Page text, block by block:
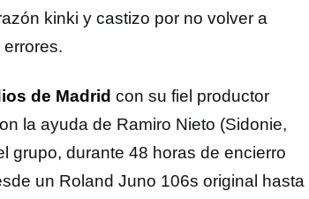
kinki y castizo por no volver a
de Madrid con su fiel productor
la ayuda de Ramiro Nieto (Sidonie,
grupo, durante 48 horas de encierro
un Roland Juno 106s original hasta